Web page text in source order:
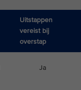
Uitstappen
vereist bij
overstap
Ja